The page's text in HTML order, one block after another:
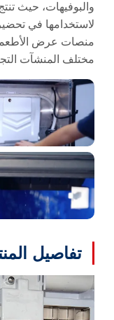
والبوفيهات، حيث
لاستخدامها في
منصات عرض
مختلف المنشآت
تفاصيل